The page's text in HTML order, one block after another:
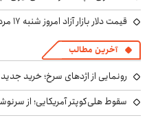
قیمت دلار بازار آزاد امروز شنبه ۱۷ مرداد ۱۴۰۵
آخرین مطالب
رونمایی از اژدهای سرخ؛ خرید
سقوط هلی‌کوپتر آمریکایی؛ از